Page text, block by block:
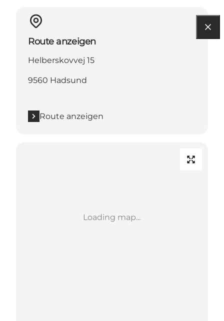
Route anzeigen
Helberskovvej 15
9560 Hadsund
Route anzeigen
Loading map...